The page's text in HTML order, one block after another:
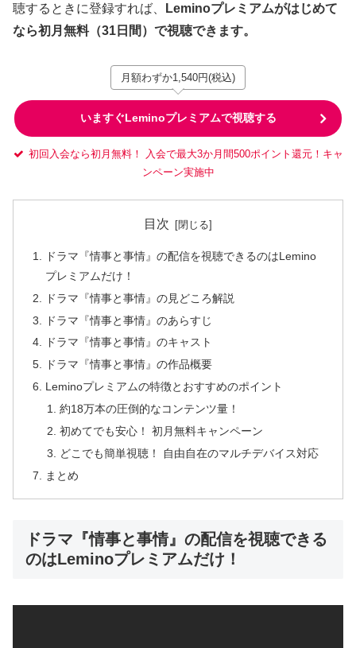
聴するときに登録すれば、
Leminoプレミアムがはじめて
なら初月無料（31日間）で視聴できます。
月額わずか1,540円(税込)
いますぐLeminoプレミアムで視聴する
初回入会なら初月無料！ 入会で最大3か月間500ポイント還元！キャ
ンペーン実施中
目次
ドラマ『情事と事情』の配信を視聴できるのはLemino
プレミアムだけ！
ドラマ『情事と事情』の見どころ解説
ドラマ『情事と事情』のあらすじ
ドラマ『情事と事情』のキャスト
ドラマ『情事と事情』の作品概要
Leminoプレミアムの特徴とおすすめのポイント
約18万本の圧倒的なコンテンツ量！
初めてでも安心！ 初月無料キャンペーン
どこでも簡単視聴！ 自由自在のマルチデバイス対応
まとめ
ドラマ『情事と事情』の配信を視聴できる
のはLeminoプレミアムだけ！